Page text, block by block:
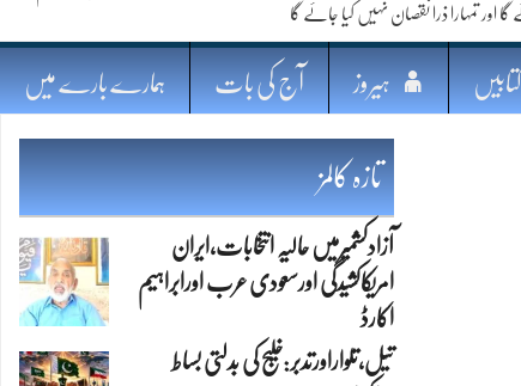
اور تمہارا ذرا نقصان نہیں کیا جائے گا
ہیروز آج کی بات ہمارے بارے میں
تازہ کالمز
آزادکشمیرمیں حالیہ انتخابات،ایران
امریکاکشیدگی اورسعودی عرب اورابراہیم
اکارڈ
تیل،تلواراورتدبر:خلیج کی بدلتی بساط